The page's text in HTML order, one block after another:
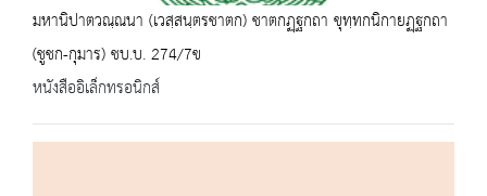
มหานิปาตวณฺณนา (เวสฺสนฺตรชาตก) ชาตกฏฺฐกถา ขุทฺทกนิกายฏฺฐกถา
(ชูชก-กุมาร) ชบ.บ. 274/7ข
หนังสืออิเล็กทรอนิกส์